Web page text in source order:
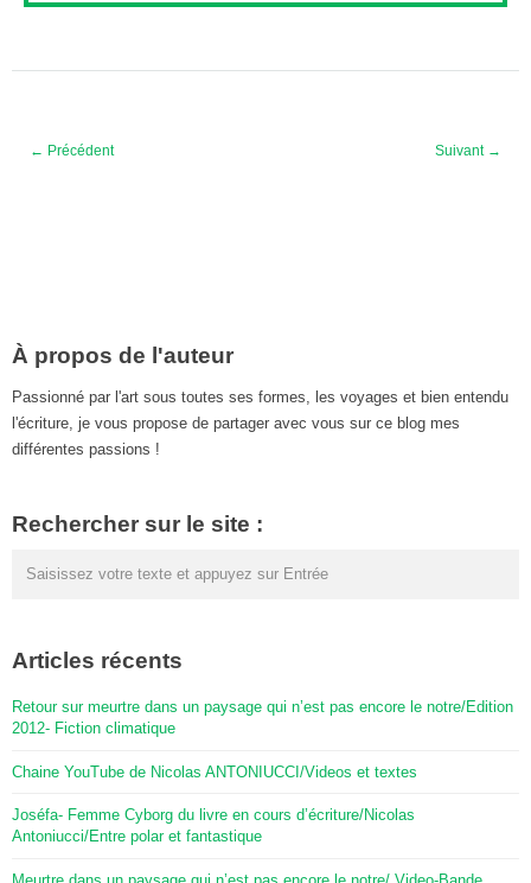
Suivant →
← Précédent
À propos de l'auteur
Passionné par l'art sous toutes ses formes, les voyages et bien entendu
l'écriture, je vous propose de partager avec vous sur ce blog mes
différentes passions !
Rechercher sur le site :
Articles récents
Retour sur meurtre dans un paysage qui n’est pas encore le notre/Edition
2012- Fiction climatique
Chaine YouTube de Nicolas ANTONIUCCI/Videos et textes
Joséfa- Femme Cyborg du livre en cours d’écriture/Nicolas
Antoniucci/Entre polar et fantastique